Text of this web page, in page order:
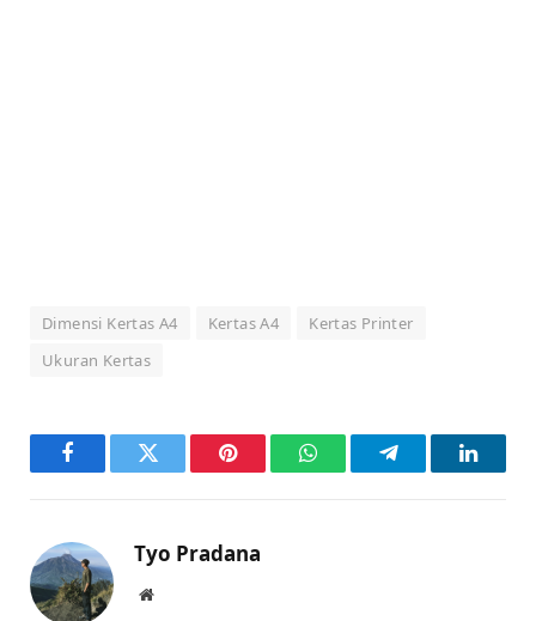
Dimensi Kertas A4 Kertas A4
Kertas Printer
Ukuran Kertas
FacebookTwitter Pinterest WhatsAppTelegram
Tyo Pradana
Website